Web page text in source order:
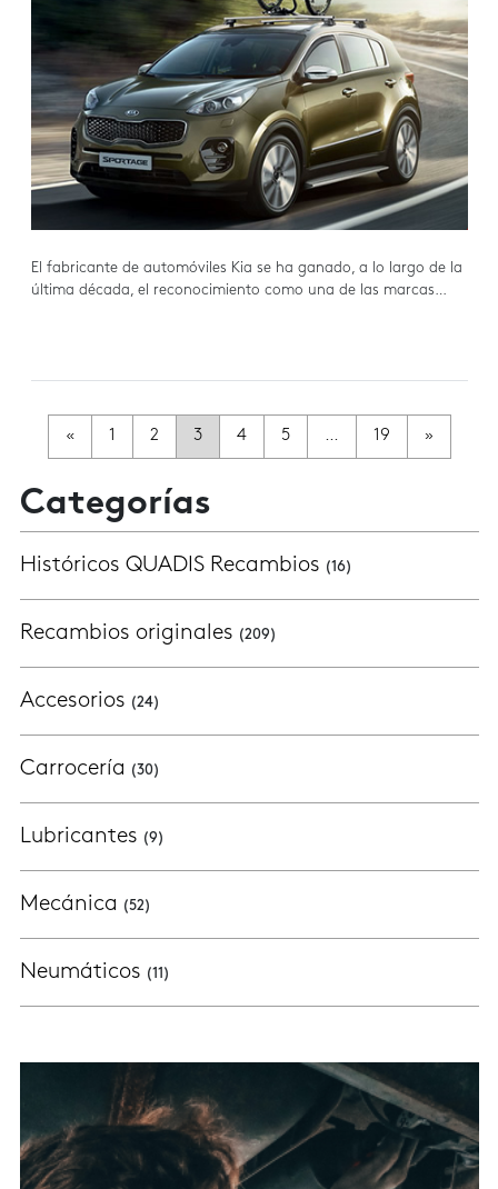
Categorías
Históricos QUADIS Recambios (16)
Recambios originales (209)
Accesorios (24)
Carrocería (30)
Lubricantes (9)
Mecánica (52)
Neumáticos (11)
El fabricante de automóviles Kia se ha ganado, a lo largo de la
última década, el reconocimiento como una de las marcas…
Navegación de Entradas
« 1 2 3 4 5 … 19 »